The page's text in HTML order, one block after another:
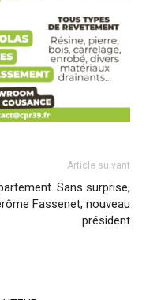
Article suivant
Sans surprise,
Fassenet, nouveau
président